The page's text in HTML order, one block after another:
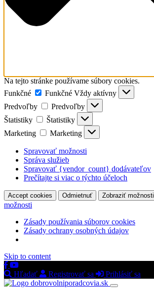
Na tejto stránke používame súbory cookies.
Funkčné
Funkčné Vždy aktívny
Predvoľby
Predvoľby
Štatistiky
Štatistiky
Marketing
Marketing
Spravovať možnosti
Správa služieb
Spravovať {vendor_count} dodávateľov
Prečítajte si viac o týchto účeloch
Accept cookies Odmietnuť Zobraziť možnosti
možnosti
Zásady používania súborov cookies
Zásady ochrany osobných údajov
Skip to content
Hľadať Registrovať sa Prihlásiť sa